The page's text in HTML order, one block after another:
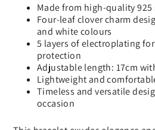
Made from high-quality 925
Four-leaf clover charm
and white colours
5 layers of electroplating
protection
Adjustable length: 17cm
Lightweight and
Timeless and versatile
occasion